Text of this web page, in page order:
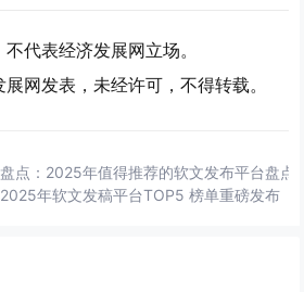
代表经济发展网立场。
网发表，未经许可，不得转载。
点：2025年值得推荐的软文发布平台盘点
年软文发稿平台TOP5 榜单重磅发布